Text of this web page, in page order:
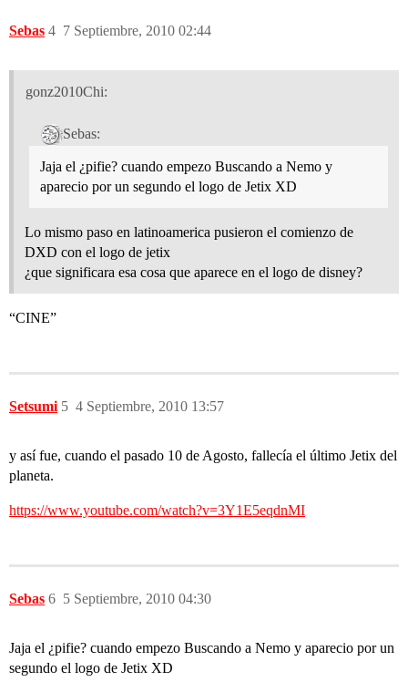
Sebas 7 Septiembre, 2010 02:44
4
gonz2010Chi:
Sebas:
Jaja el ¿pifie? cuando empezo Buscando a Nemo y
aparecio por un segundo el logo de Jetix XD
Lo mismo paso en latinoamerica pusieron el comienzo de
DXD con el logo de jetix
¿que significara esa cosa que aparece en el logo de disney?
“CINE”
Setsumi 4 Septiembre, 2010 13:57
5
y así fue, cuando el pasado 10 de Agosto, fallecía el último Jetix del
planeta.
https://www.youtube.com/watch?v=3Y1E5eqdnMI
Sebas 5 Septiembre, 2010 04:30
6
Jaja el ¿pifie? cuando empezo Buscando a Nemo y aparecio por un
segundo el logo de Jetix XD